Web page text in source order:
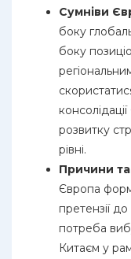
Сумніви
боку
боку
розвитку
рівні.
Причини
Європа
претензії
потреба
Китаєм у